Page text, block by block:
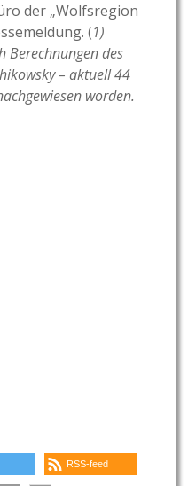
der „Wolfsregion
(1)
Berechnungen des
– aktuell 44
worden.
RSS-feed